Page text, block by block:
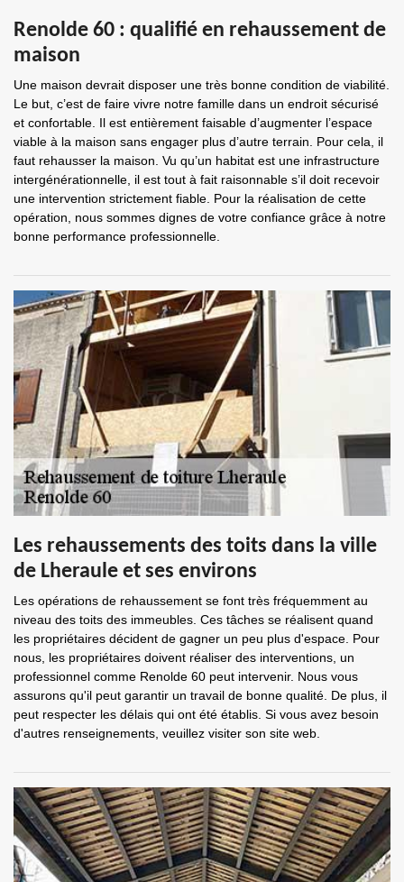
Renolde 60 : qualifié en rehaussement de
maison
Une maison devrait disposer une très bonne condition de viabilité.
Le but, c’est de faire vivre notre famille dans un endroit sécurisé
et confortable. Il est entièrement faisable d’augmenter l’espace
viable à la maison sans engager plus d’autre terrain. Pour cela, il
faut rehausser la maison. Vu qu’un habitat est une infrastructure
intergénérationnelle, il est tout à fait raisonnable s’il doit recevoir
une intervention strictement fiable. Pour la réalisation de cette
opération, nous sommes dignes de votre confiance grâce à notre
bonne performance professionnelle.
Les rehaussements des toits dans la ville
de Lheraule et ses environs
Les opérations de rehaussement se font très fréquemment au
niveau des toits des immeubles. Ces tâches se réalisent quand
les propriétaires décident de gagner un peu plus d'espace. Pour
nous, les propriétaires doivent réaliser des interventions, un
professionnel comme Renolde 60 peut intervenir. Nous vous
assurons qu'il peut garantir un travail de bonne qualité. De plus, il
peut respecter les délais qui ont été établis. Si vous avez besoin
d'autres renseignements, veuillez visiter son site web.